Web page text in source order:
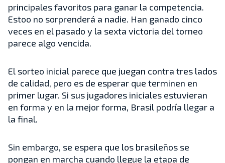
principales favoritos para ganar la competencia.
Estoo no sorprenderá a nadie. Han ganado cinco
veces en el pasado y la sexta victoria del torneo
parece algo vencida.
El sorteo inicial parece que juegan contra tres lados
de calidad, pero es de esperar que terminen en
primer lugar. Si sus jugadores iniciales estuvieran
en forma y en la mejor forma, Brasil podría llegar a
la final.
Sin embargo, se espera que los brasileños se
pongan en marcha cuando llegue la etapa de